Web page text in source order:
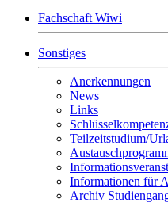
Fachschaft Wiwi
Sonstiges
Anerkennungen
News
Links
Teilzeitstudium/
Informationen für
Archiv